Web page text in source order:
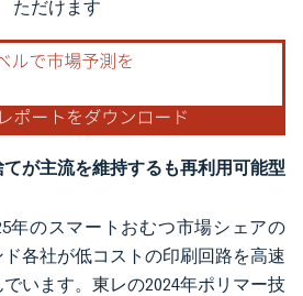
ただけます
が主流を維持するも再利用可能型
年のスマートおむつ市場シェアの
ド各社が低コストの印刷回路を高速
います。東レの2024年ポリマー技